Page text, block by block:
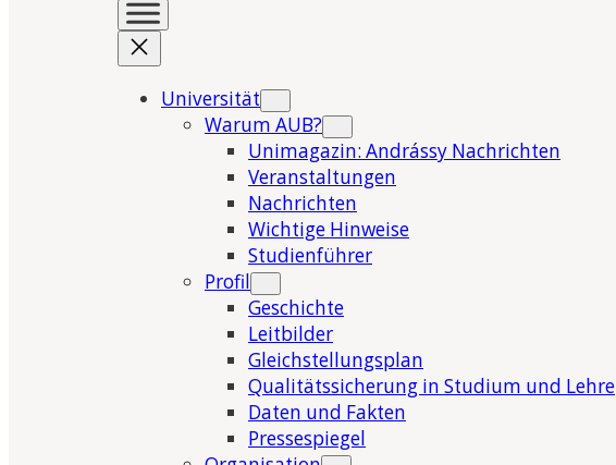
Universität
Warum AUB?
Unimagazin: Andrássy Nachrichten
Veranstaltungen
Nachrichten
Wichtige Hinweise
Studienführer
Profil
Geschichte
Leitbilder
Gleichstellungsplan
Qualitätssicherung in Studium und Lehre
Daten und Fakten
Pressespiegel